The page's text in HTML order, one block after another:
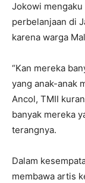
Jokowi
perbelanjaan di
karena warga
“Kan mereka
yang anak-anak
Ancol, TMII
banyak mereka
terangnya.
Dalam
membawa artis